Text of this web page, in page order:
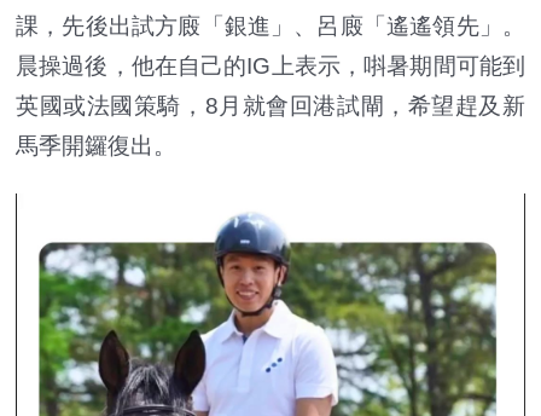
課，先後出試方廄「銀進」、呂廄「遙遙領先」。
晨操過後，他在自己的IG上表示，唞暑期間可能到
英國或法國策騎，8月就會回港試閘，希望趕及新
馬季開鑼復出。